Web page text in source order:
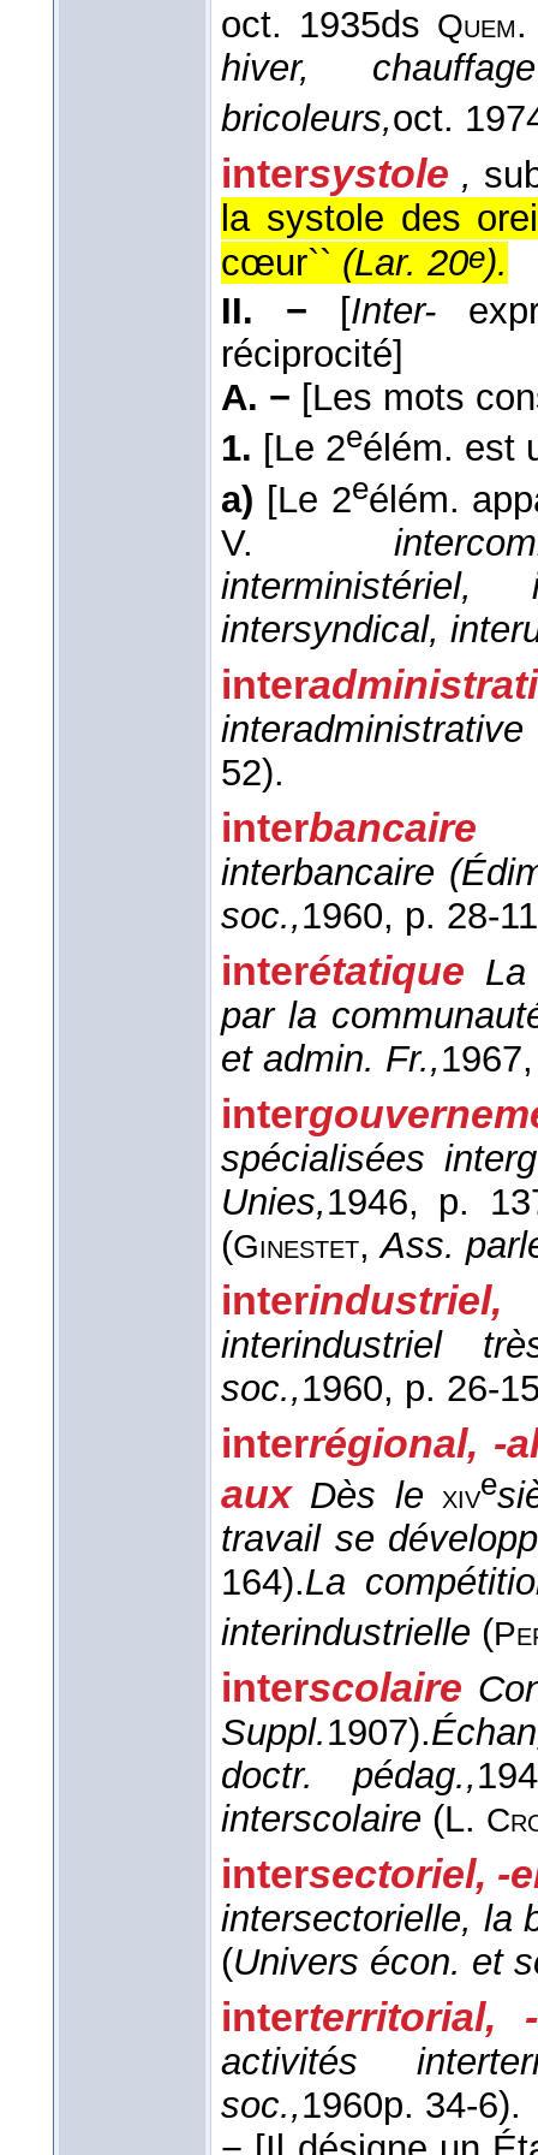
oct. 1935ds Quem
hiver,
bricoleurs,oct.
intersystole ,
la systole des
cœur`` (Lar. 20e).
II. −
[Inter-
réciprocité]
A. − [Les mots
1. [Le 2eélém. est
a) [Le 2eélém.
V.
interministériel,
intersyndical,
inter
interadministrative
52).
inter
interbancaire
soc.,1960, p. 28-
interétatique
par la
et admin. Fr.,1967
inter
spécialisées
Unies,1946, p.
(Ginestet,Ass.
inter
interindustriel
soc.,1960, p. 26-
interrégional, -
aux Dès lexive
travail se
164).La
interindustrielle (
interscolaire
Suppl.1907).
doctr. pédag.,
interscolaire (L.
intersectoriel, -
intersectorielle, la
(Univers écon. et
interterritorial,
activités
soc.,1960p. 34-6).